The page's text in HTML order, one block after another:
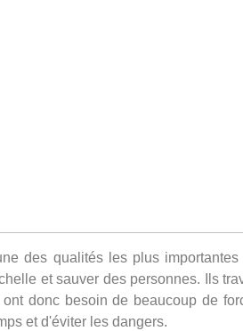
des qualités les plus
et sauver des personnes. Ils
ont donc besoin de beaucoup de
et d'éviter les dangers.